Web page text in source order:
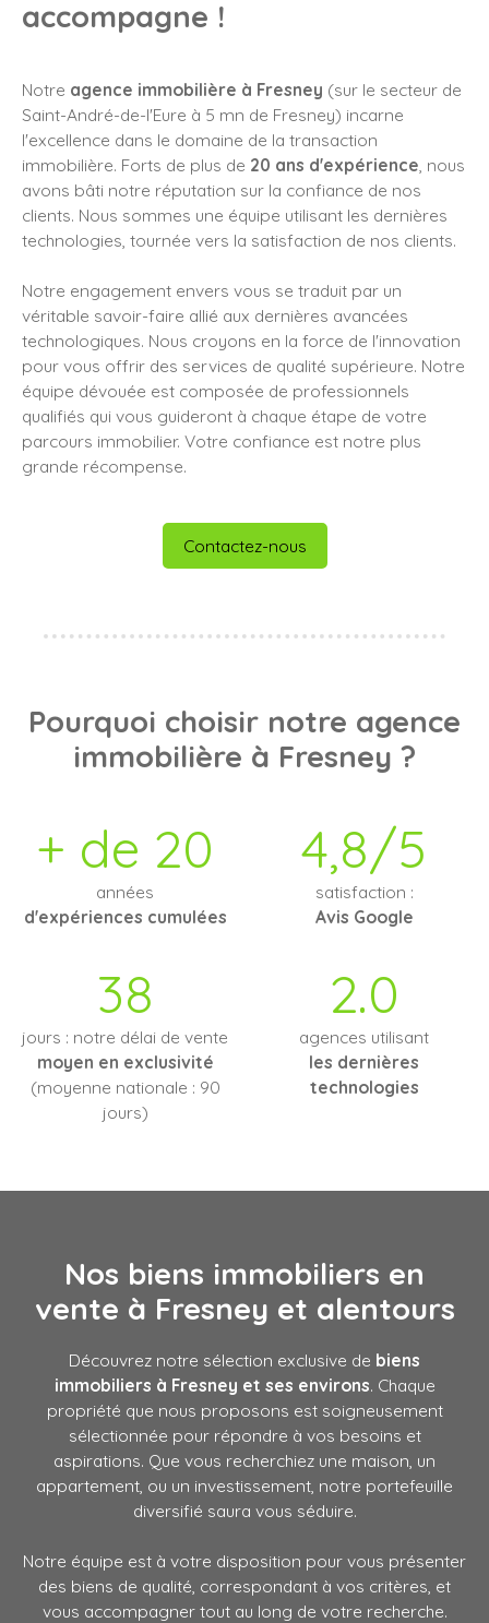
accompagne !
Notre agence immobilière à Fresney (sur le secteur de
Saint-André-de-l'Eure à 5 mn de Fresney) incarne
l'excellence dans le domaine de la transaction
immobilière. Forts de plus de 20 ans d'expérience, nous
avons bâti notre réputation sur la confiance de nos
clients. Nous sommes une équipe utilisant les dernières
technologies, tournée vers la satisfaction de nos clients.
Notre engagement envers vous se traduit par un
véritable savoir-faire allié aux dernières avancées
technologiques. Nous croyons en la force de l'innovation
pour vous offrir des services de qualité supérieure. Notre
équipe dévouée est composée de professionnels
qualifiés qui vous guideront à chaque étape de votre
parcours immobilier. Votre confiance est notre plus
grande récompense.
Contactez-nous
Pourquoi choisir notre agence
immobilière à Fresney ?
+ de 20
années
d'expériences cumulées
4,8/5
satisfaction :
Avis Google
38
jours : notre délai de vente
moyen en exclusivité
(moyenne nationale : 90
jours)
2.0
agences utilisant
les dernières
technologies
Nos biens immobiliers en
vente à Fresney et alentours
Découvrez notre sélection exclusive de biens
immobiliers à Fresney et ses environs. Chaque
propriété que nous proposons est soigneusement
sélectionnée pour répondre à vos besoins et
aspirations. Que vous recherchiez une maison, un
appartement, ou un investissement, notre portefeuille
diversifié saura vous séduire.
Notre équipe est à votre disposition pour vous présenter
des biens de qualité, correspondant à vos critères, et
vous accompagner tout au long de votre recherche.